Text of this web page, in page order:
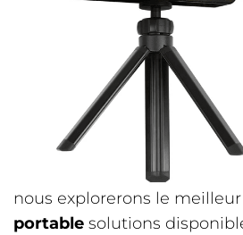
nous explorerons le meilleur
portable solutions